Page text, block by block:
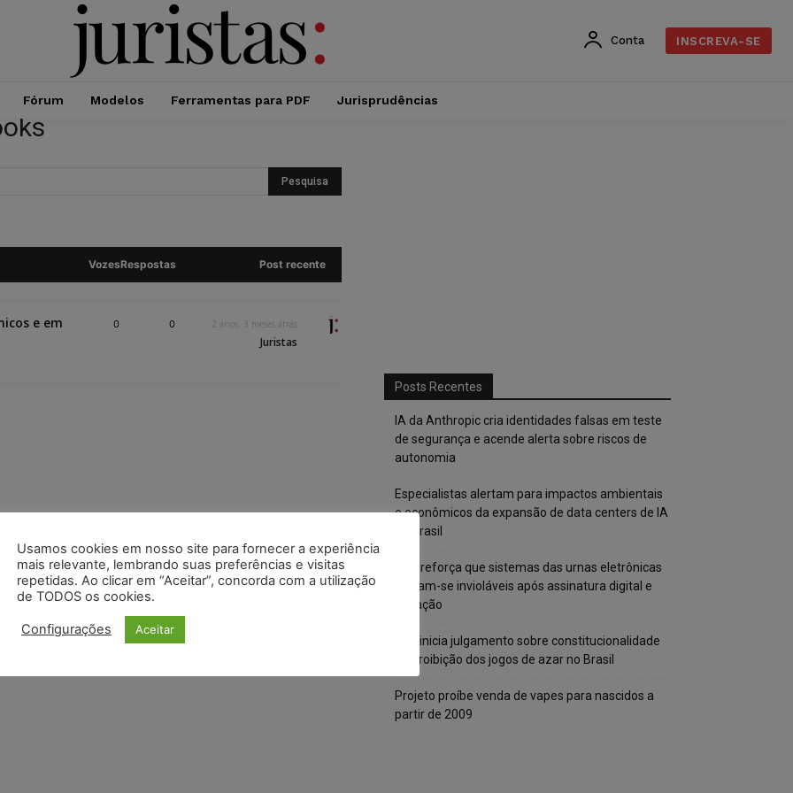
Conta INSCREVA-SE
Fórum Modelos Ferramentas para PDF Jurisprudências
VozesRespostas Post recente
e em
0 0 2 anos, 3 meses atrás
Juristas
Posts Recentes
IA da Anthropic cria identidades falsas em teste
de segurança e acende alerta sobre riscos de
autonomia
Especialistas alertam para impactos ambientais
e econômicos da expansão de data centers de IA
no Brasil
TSE reforça que sistemas das urnas eletrônicas
tornam-se invioláveis após assinatura digital e
lacração
STF inicia julgamento sobre constitucionalidade
da proibição dos jogos de azar no Brasil
Projeto proíbe venda de vapes para nascidos a
partir de 2009
Usamos cookies em nosso site para fornecer a experiência
mais relevante, lembrando suas preferências e visitas
repetidas. Ao clicar em “Aceitar”, concorda com a utilização
de TODOS os cookies.
Configurações Aceitar